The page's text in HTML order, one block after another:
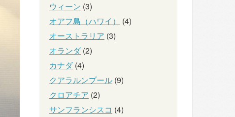
ウィーン (3)
オアフ島（ハワイ）
(4)
オーストラリア (3)
オランダ(2)
カナダ(4)
クアラルンプール (9)
クロアチア (2)
サンフランシスコ (4)